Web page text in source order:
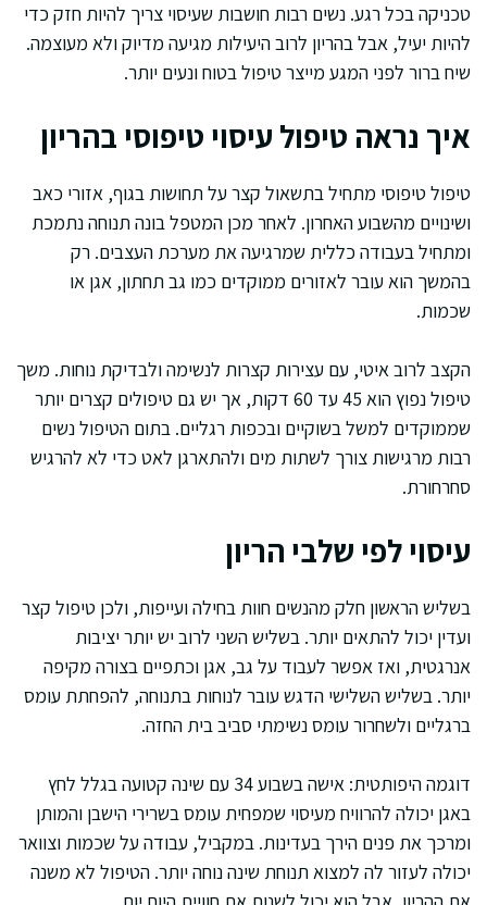
טכניקה בכל רגע. נשים רבות חושבות שעיסוי צריך להיות חזק כדי
להיות יעיל, אבל בהריון לרוב היעילות מגיעה מדיוק ולא מעוצמה.
שיח ברור לפני המגע מייצר טיפול בטוח ונעים יותר.
איך נראה טיפול עיסוי טיפוסי בהריון
טיפול טיפוסי מתחיל בתשאול קצר על תחושות בגוף, אזורי כאב
ושינויים מהשבוע האחרון. לאחר מכן המטפל בונה תנוחה נתמכת
ומתחיל בעבודה כללית שמרגיעה את מערכת העצבים. רק
בהמשך הוא עובר לאזורים ממוקדים כמו גב תחתון, אגן או
שכמות.
הקצב לרוב איטי, עם עצירות קצרות לנשימה ולבדיקת נוחות. משך
טיפול נפוץ הוא 45 עד 60 דקות, אך יש גם טיפולים קצרים יותר
שממוקדים למשל בשוקיים ובכפות רגליים. בתום הטיפול נשים
רבות מרגישות צורך לשתות מים ולהתארגן לאט כדי לא להרגיש
סחרחורת.
עיסוי לפי שלבי הריון
בשליש הראשון חלק מהנשים חוות בחילה ועייפות, ולכן טיפול קצר
ועדין יכול להתאים יותר. בשליש השני לרוב יש יותר יציבות
אנרגטית, ואז אפשר לעבוד על גב, אגן וכתפיים בצורה מקיפה
יותר. בשליש השלישי הדגש עובר לנוחות בתנוחה, להפחתת עומס
ברגליים ולשחרור עומס נשימתי סביב בית החזה.
דוגמה היפותטית: אישה בשבוע 34 עם שינה קטועה בגלל לחץ
באגן יכולה להרוויח מעיסוי שמפחית עומס בשרירי הישבן והמותן
ומרכך את פנים הירך בעדינות. במקביל, עבודה על שכמות וצוואר
יכולה לעזור לה למצוא תנוחת שינה נוחה יותר. הטיפול לא משנה